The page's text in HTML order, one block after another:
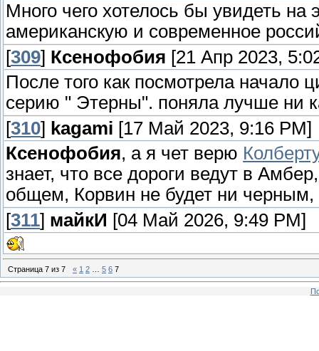
Много чего хотелось бы увидеть на
американскую и современное
[309] Ксенофобия [21 Апр 2023,
После того как посмотрела начало
серию " Этерны". поняла лучше ни
[310] kagami [17 Май 2023, 9:16 PM]
Ксенофобия, а я чет верю Колберту
знает, что все дороги ведут в
общем, Корвин не будет ни
[311] майкИ [04 Май 2026, 9:49 PM]
Страница 7 из 7 « 1 2 5 6 7